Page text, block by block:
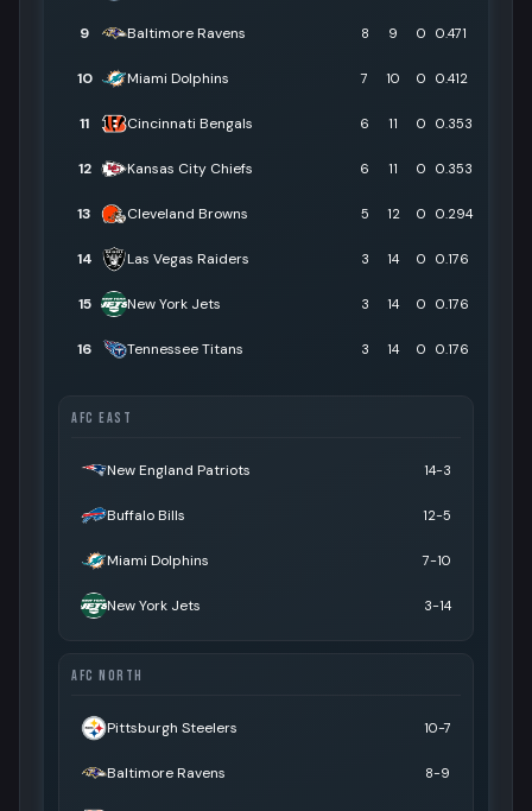
9 Baltimore Ravens 8 9 0 0.471
10 Miami Dolphins 7 10 0 0.412
11 Cincinnati Bengals 6 11 0 0.353
12 Kansas City Chiefs 6 11 0 0.353
13 Cleveland Browns 5 12 0 0.294
14 Las Vegas Raiders 3 14 0 0.176
15 New York Jets 3 14 0 0.176
16 Tennessee Titans 3 14 0 0.176
AFC EAST
New England Patriots 14-3
Buffalo Bills 12-5
Miami Dolphins 7-10
New York Jets 3-14
AFC NORTH
Pittsburgh Steelers 10-7
Baltimore Ravens 8-9